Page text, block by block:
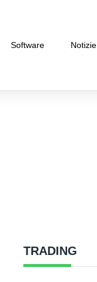
Software Notizie
TRADING